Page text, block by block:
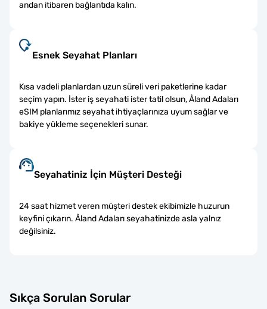
andan itibaren bağlantıda kalın.
Esnek Seyahat Planları
Kısa vadeli planlardan uzun süreli veri paketlerine kadar
seçim yapın. İster iş seyahati ister tatil olsun, Åland Adaları
eSIM planlarımız seyahat ihtiyaçlarınıza uyum sağlar ve
bakiye yükleme seçenekleri sunar.
Seyahatiniz İçin Müşteri Desteği
24 saat hizmet veren müşteri destek ekibimizle huzurun
keyfini çıkarın. Åland Adaları seyahatinizde asla yalnız
değilsiniz.
Sıkça Sorulan Sorular